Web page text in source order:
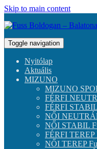
Skip to main content
Toggle navigation
Nyitólap
Aktuális
MIZUNO
MIZUNO
FÉRFI
FÉRFI
NŐI
NŐI STABIL
FÉRFI TEREP
NŐI TEREP